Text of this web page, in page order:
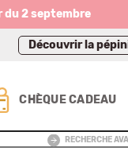
du 2 septembre
Découvrir la
CHÈQUE CADEAU
RECHERCHE